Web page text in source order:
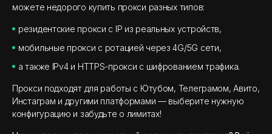
можете недорого купить прокси разных типов:
резидентские прокси с IP из реальных устройств,
мобильные прокси с ротацией через 4G/5G сети,
а также IPv4 и HTTPS-прокси с шифрованием трафика.
Прокси подходят для работы с Ютубом, Телеграмом, Авито,
Инстаграм и другими платформами — выберите нужную
конфигурацию и забудьте о лимитах!